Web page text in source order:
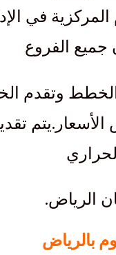
في
الفروع
وتقدم
يتم
الرياض.
بالرياض